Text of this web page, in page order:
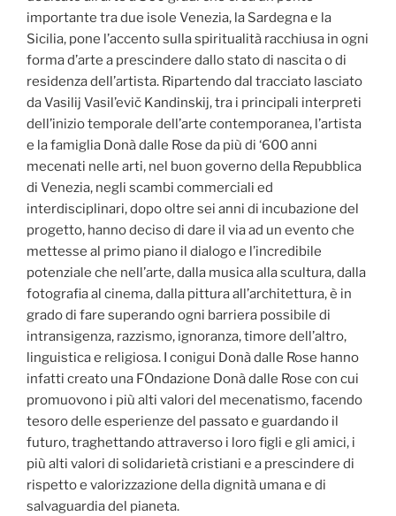
importante tra due isole Venezia, la Sardegna e la
Sicilia, pone l’accento sulla spiritualità racchiusa in ogni
forma d’arte a prescindere dallo stato di nascita o di
residenza dell’artista. Ripartendo dal tracciato lasciato
da Vasilij Vasil’evič Kandinskij, tra i principali interpreti
dell’inizio temporale dell’arte contemporanea, l’artista
e la famiglia Donà dalle Rose da più di ‘600 anni
mecenati nelle arti, nel buon governo della Repubblica
di Venezia, negli scambi commerciali ed
interdisciplinari, dopo oltre sei anni di incubazione del
progetto, hanno deciso di dare il via ad un evento che
mettesse al primo piano il dialogo e l’incredibile
potenziale che nell’arte, dalla musica alla scultura, dalla
fotografia al cinema, dalla pittura all’architettura, è in
grado di fare superando ogni barriera possibile di
intransigenza, razzismo, ignoranza, timore dell’altro,
linguistica e religiosa. I conigui Donà dalle Rose hanno
infatti creato una FOndazione Donà dalle Rose con cui
promuovono i più alti valori del mecenatismo, facendo
tesoro delle esperienze del passato e guardando il
futuro, traghettando attraverso i loro figli e gli amici, i
più alti valori di solidarietà cristiani e a prescindere di
rispetto e valorizzazione della dignità umana e di
salvaguardia del pianeta.